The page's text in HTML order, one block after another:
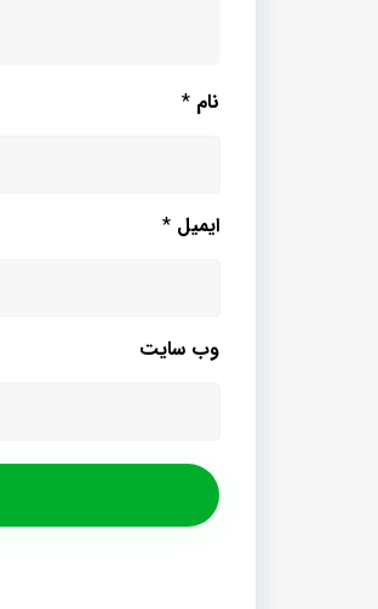
نام *
ایمیل *
وب‌ سایت